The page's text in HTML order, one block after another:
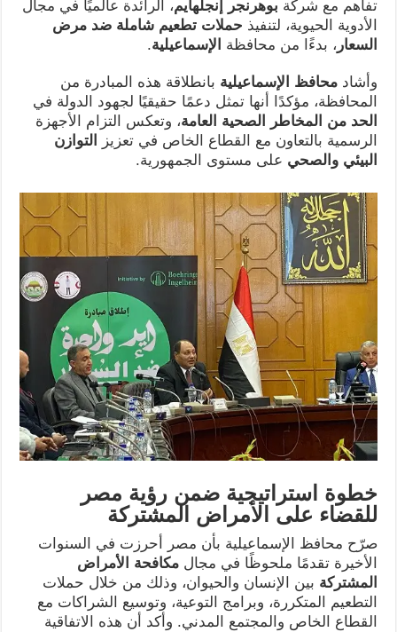
تفاهم مع شركة بوهرنجر إنجلهايم، الرائدة عالميًا في مجال
الأدوية الحيوية، لتنفيذ حملات تطعيم شاملة ضد مرض
السعار ، بدءًا من محافظة الإسماعيلية.
وأشاد محافظ الإسماعيليةبانطلاقة هذه المبادرة من
المحافظة، مؤكدًا أنها تمثل دعمًا حقيقيًا لجهود الدولة في
الحد من المخاطر الصحية العامة، وتعكس التزام الأجهزة
الرسمية بالتعاون مع القطاع الخاص في تعزيز
التوازن
البيئي والصحيعلى مستوى الجمهورية.
خطوة استراتيجية ضمن رؤية مصر
للقضاء على الأمراض المشتركة
صرّح محافظ الإسماعيلية بأن مصر أحرزت في السنوات
الأخيرة تقدمًا ملحوظًا في مجال مكافحة الأمراض
المشتركةبين الإنسان والحيوان، وذلك من خلال حملات
التطعيم المتكررة، وبرامج التوعية، وتوسيع الشراكات مع
القطاع الخاص والمجتمع المدني. وأكد أن هذه الاتفاقية